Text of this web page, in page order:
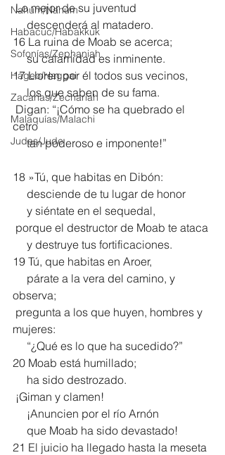
Nahúm/Nahum
Habacuc/Habakkuk
Sofonías/Zephaniah
Hageo/Haggai
Zacarías/Zechariah
Malaquías/Malachi
Judas/Jude
Lo mejor de su juventud
     descenderá al matadero.
16 La ruina de Moab se acerca;
     su calamidad es inminente.
17 Lloren por él todos sus vecinos,
     los que saben de su fama.
cetro
     tan poderoso e imponente!”
18 »Tú, que habitas en Dibón:
     desciende de tu lugar de honor
     y siéntate en el sequedal,
porque el destructor de Moab te ataca
     y destruye tus fortificaciones.
19 Tú, que habitas en Aroer,
observa;
mujeres:
     “¿Qué es lo que ha sucedido?”
20 Moab está humillado;
     ha sido destrozado.
¡Giman y clamen!
     ¡Anuncien por el río Arnón
     que Moab ha sido devastado!
21 El juicio ha llegado hasta la meseta